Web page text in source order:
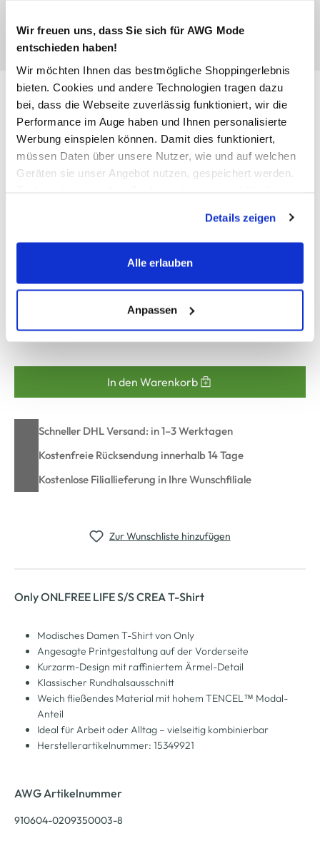
Wir freuen uns, dass Sie sich für AWG Mode
entschieden haben!
Wir möchten Ihnen das bestmögliche Shoppingerlebnis
bieten. Cookies und andere Technologien tragen dazu
bei, dass die Webseite zuverlässig funktioniert, wir die
Performance im Auge haben und Ihnen personalisierte
Werbung einspielen können. Damit dies funktioniert,
müssen Daten über unsere Nutzer, wie und auf welchen
Geräten sie unser Angebot nutzen, gespeichert werden.
werden, werden bei der Nutzung der Webseite auf jeden
Fall gesetzt. Cookies von Drittanbietern für Analyse- oder
Trackingzwecke werden nur dann aktiviert, wenn Sie das
erlauben" bzw. "Alle erlauben" klicken. Mehr dazu
(einschließlich der Möglichkeit, die Einwilligungserklärung
zu ändern oder zu widerrufen) erfahren Sie in unserem
Cookie-Hinweisbzw. derDatenschutzerklärung.
Details zeigen
Alle erlauben
Anpassen
Only ONLFREE LIFE S/S CREA
T-Shirt
26,99 €
S M L XL
Verfügbar
In den Warenkorb
Schneller DHL Versand: in 1–3 Werktagen
Kostenfreie Rücksendung innerhalb 14 Tage
Kostenlose Filiallieferung in Ihre Wunschfiliale
Zur Wunschliste hinzufügen
Only ONLFREE LIFE S/S CREA T-Shirt
Modisches Damen T-Shirt von Only
Angesagte Printgestaltung auf der Vorderseite
Kurzarm-Design mit raffiniertem Ärmel-Detail
Klassischer Rundhalsausschnitt
Weich fließendes Material mit hohem TENCEL™ Modal-
Anteil
Ideal für Arbeit oder Alltag – vielseitig kombinierbar
Herstellerartikelnummer: 15349921
AWG Artikelnummer
910604-0209350003-8